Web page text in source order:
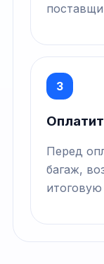
3
Перед
багаж,